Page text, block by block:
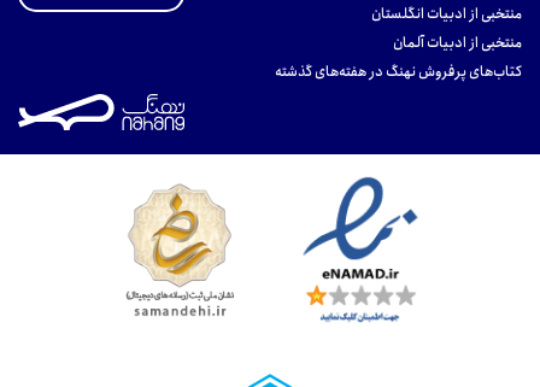
منتخبی از ادبیات انگلستان
منتخبی از ادبیات آلمان
کتاب‌های پرفروش نهنگ در هفته‌های گذشته